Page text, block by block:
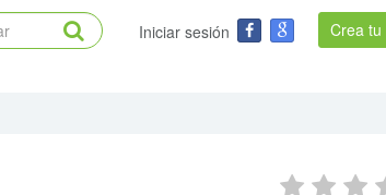
Crea
Iniciar sesión